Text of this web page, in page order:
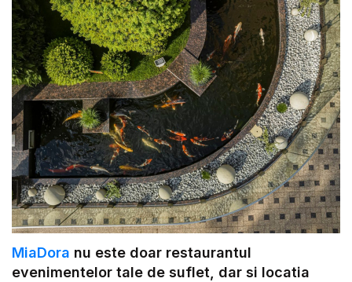
MiaDora nu este doar restaurantul
evenimentelor tale de suflet, dar si locatia